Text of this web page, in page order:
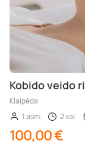
Kobido veido
Klaipėda
1 asm.
2 val.
100,00 €